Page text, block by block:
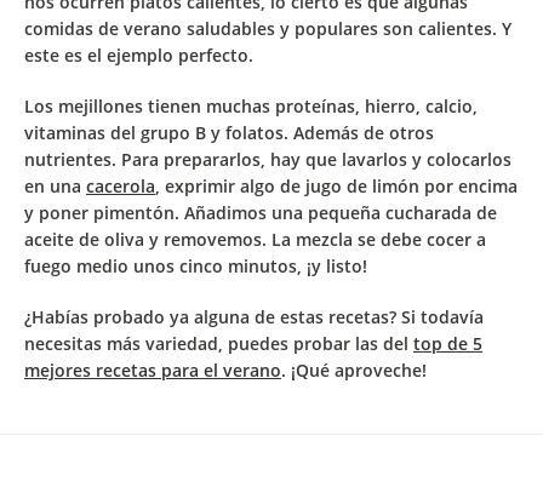
comidas de verano saludables y populares son calientes. Y
este es el ejemplo perfecto.
Los mejillones tienen muchas proteínas, hierro, calcio,
vitaminas del grupo B y folatos. Además de otros
nutrientes. Para prepararlos, hay que lavarlos y colocarlos
en una cacerola, exprimir algo de jugo de limón por encima
y poner pimentón. Añadimos una pequeña cucharada de
aceite de oliva y removemos. La mezcla se debe cocer a
fuego medio unos cinco minutos, ¡y listo!
¿Habías probado ya alguna de estas recetas? Si todavía
necesitas más variedad, puedes probar las del top de 5
mejores recetas para el verano. ¡Qué aproveche!